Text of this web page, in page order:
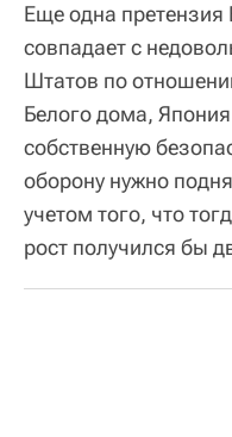
Еще одна
совпадает с
Штатов по
Белого дома,
собственную
оборону нужно
учетом того, что
рост получился бы